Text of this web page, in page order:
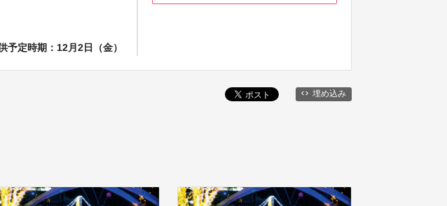
予定時期：12月2日（金）
埋め込み